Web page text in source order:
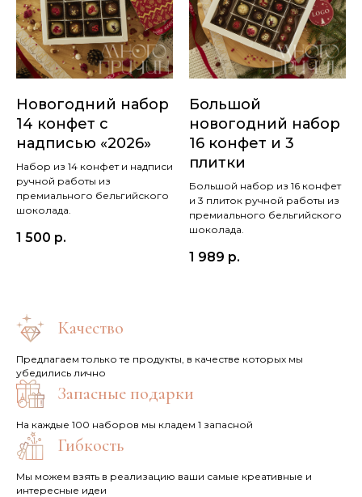
Новогодний набор
14 конфет с
надписью «2026»
Набор из 14 конфет и надписи
ручной работы из
премиального бельгийского
шоколада.
1 500 р.
Большой
новогодний набор
16 конфет и 3
плитки
Большой набор из 16 конфет
и 3 плиток ручной работы из
премиального бельгийского
шоколада.
1 989 р.
Качество
Предлагаем только те продукты, в качестве которых мы
убедились лично
Запасные подарки
На каждые 100 наборов мы кладем 1 запасной
Гибкость
Мы можем взять в реализацию ваши самые креативные и
интересные идеи